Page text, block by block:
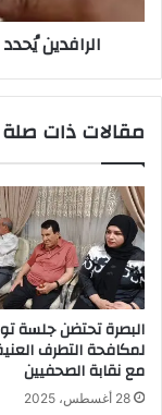
الرافدين
مقالات ذات صلة
البصرة تحتضن جلسة
لمكافحة التطرف
مع نقابة الصحفيين
28 أغسطس، 2025